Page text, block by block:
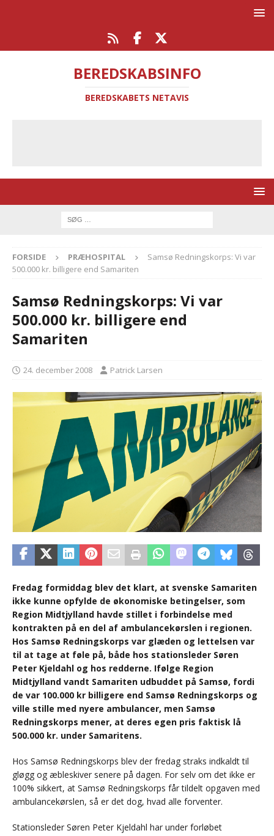
BEREDSKABSINFO
BEREDSKABETS NETAVIS
FORSIDE PRÆHOSPITAL
Samsø Redningskorps: Vi var
500.000 kr. billigere end Samariten
Samsø Redningskorps: Vi var
500.000 kr. billigere end
Samariten
24. december 2008 Patrick Larsen
Fredag formiddag blev det klart, at svenske Samariten
ikke kunne opfylde de økonomiske betingelser, som
Region Midtjylland havde stillet i forbindelse med
kontrakten på en del af ambulancekørslen i regionen.
Hos Samsø Redningskorps var glæden og lettelsen var
til at tage at føle på, både hos stationsleder Søren
Peter Kjeldahl og hos redderne. Ifølge Region
Midtjylland vandt Samariten udbuddet på Samsø, fordi
de var 100.000 kr billigere end Samsø Redningskorps og
ville stille med nyere ambulancer, men Samsø
Redningskorps mener, at deres egen pris faktisk lå
500.000 kr. under Samaritens.
Hos Samsø Redningskorps blev der fredag straks indkaldt til
gløgg og æbleskiver senere på dagen. For selv om det ikke er
100% sikkert, at Samsø Redningskorps får tildelt opgaven med
ambulancekørslen, så er det dog, hvad alle forventer.
Stationsleder Søren Peter Kjeldahl har under forløbet